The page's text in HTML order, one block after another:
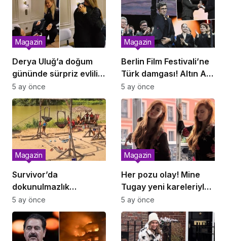
Derya Uluğ’a doğum
gününde sürpriz evlilik
teklifi
Magazin
5 ay önce
Berlin Film Festivali’ne
Türk damgası! Altın Ayı
İlker Çatak’ın, Gümüş
Ayı Emin Alper’in
Magazin
5 ay önce
Survivor’da
dokunulmazlık
mücadelesi! Eleme
adayları belli oldu
Magazin
5 ay önce
Her pozu olay! Mine
Tugay yeni kareleriyle
Instagram’ı salladı
Magazin
5 ay önce